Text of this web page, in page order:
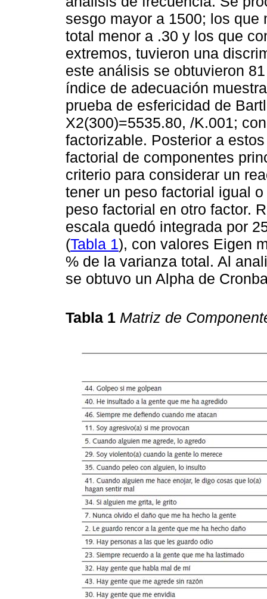
sesgo mayor a 1500; los que
total menor a .30 y los que
extremos, tuvieron una
este análisis se obtuvieron
índice de adecuación
prueba de esfericidad de
X2(300)=5535.80, /K.001;
factorizable. Posterior a
factorial de componentes
criterio para considerar un
tener un peso factorial igual
peso factorial en otro factor.
escala quedó integrada por
(Tabla 1), con valores Eigen
% de la varianza total. Al
se obtuvo un Alpha de
Tabla 1 Matriz de